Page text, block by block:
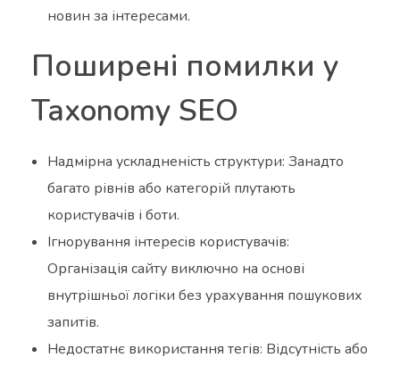
новин за інтересами.
Поширені помилки у
Taxonomy SEO
Надмірна ускладненість структури: Занадто
багато рівнів або категорій плутають
користувачів і боти.
Ігнорування інтересів користувачів:
Організація сайту виключно на основі
внутрішньої логіки без урахування пошукових
запитів.
Недостатнє використання тегів: Відсутність або